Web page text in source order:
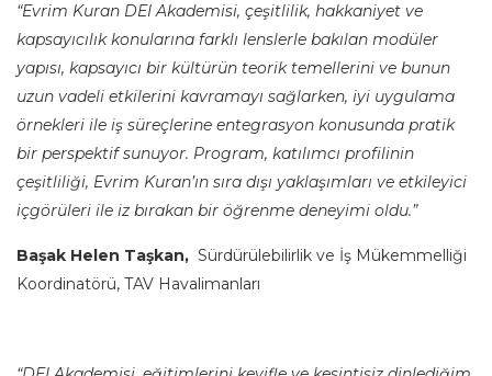
“Evrim Kuran DEI Akademisi, çeşitlilik, hakkaniyet ve
kapsayıcılık konularına farklı lenslerle bakılan modüler
yapısı, kapsayıcı bir kültürün teorik temellerini ve bunun
uzun vadeli etkilerini kavramayı sağlarken, iyi uygulama
örnekleri ile iş süreçlerine entegrasyon konusunda pratik
bir perspektif sunuyor. Program, katılımcı profilinin
çeşitliliği, Evrim Kuran’ın sıra dışı yaklaşımları ve etkileyici
içgörüleri ile iz bırakan bir öğrenme deneyimi oldu.”
Başak Helen Taşkan, Sürdürülebilirlik ve İş Mükemmelliği
Koordinatörü, TAV Havalimanları